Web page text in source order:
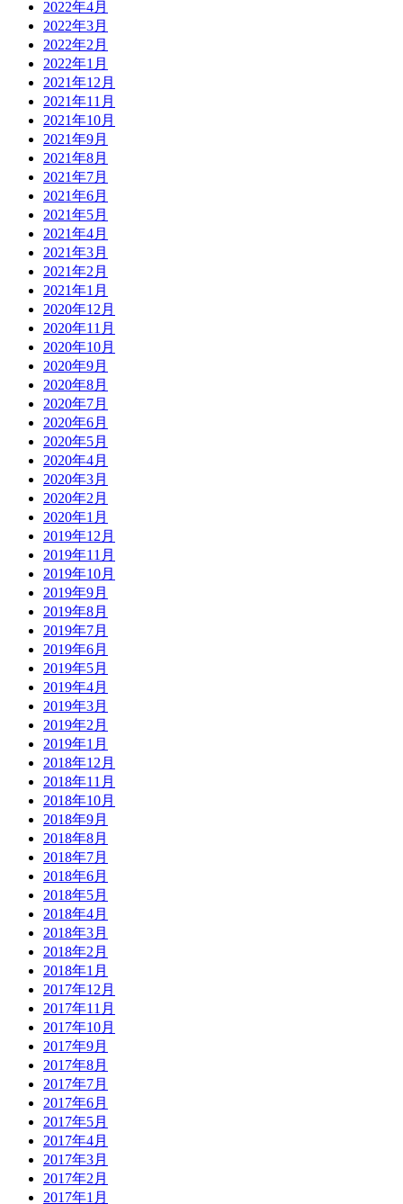
2022年4月
2022年3月
2022年2月
2022年1月
2021年12月
2021年11月
2021年10月
2021年9月
2021年8月
2021年7月
2021年6月
2021年5月
2021年4月
2021年3月
2021年2月
2021年1月
2020年12月
2020年11月
2020年10月
2020年9月
2020年8月
2020年7月
2020年6月
2020年5月
2020年4月
2020年3月
2020年2月
2020年1月
2019年12月
2019年11月
2019年10月
2019年9月
2019年8月
2019年7月
2019年6月
2019年5月
2019年4月
2019年3月
2019年2月
2019年1月
2018年12月
2018年11月
2018年10月
2018年9月
2018年8月
2018年7月
2018年6月
2018年5月
2018年4月
2018年3月
2018年2月
2018年1月
2017年12月
2017年11月
2017年10月
2017年9月
2017年8月
2017年7月
2017年6月
2017年5月
2017年4月
2017年3月
2017年2月
2017年1月